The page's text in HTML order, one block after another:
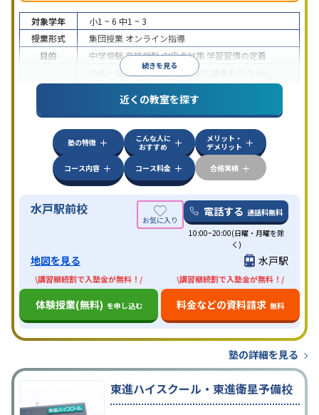
続きを見る
対象学年 小1 ~ 6 中1 ~ 3
授業形式
集団授業 オンライン指導
目的
中学受験高校受験内申点対策 学習習慣の定着
特徴
中高一貫校生に対応入塾に学力基準あり
PC・タブレットを利用オンライン対応季節講習の
みの受講可自習室あり
近くの教室を探す
塾の特徴
こんな人に
おすすめ
メリット・
デメリット
コース内容
コース料金 合格実績
水戸駅前校 電話する 通話料無料
10:00~20:00(日曜・月曜を除
く)
地図を見る 水戸駅
\講習継続割で入塾金が無料！/
体験授業(無料) を申し込む
\講習継続割で入塾金が無料！/
料金などの資料請求 無料
塾の詳細を見る
東進ハイスクール・東進衛星予備校